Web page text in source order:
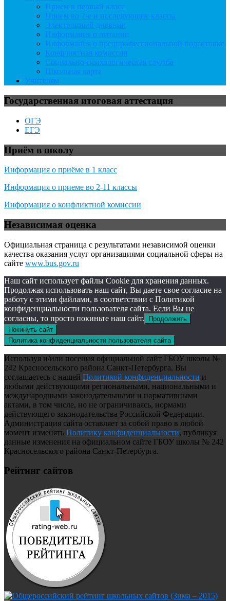
Прием в первый класс
Прием во 2-е и последующие классы
Электронный дневник
Информация о питании
Информация о предпрофессиональной подготовке
Конфликтная комиссия
Социально-психологическая служба
Школьная карта
Учителям
Государственная итоговая аттестация
ОГЭ
ЕГЭ
Приём в школу
Информация о приёме в 1 класс
Информация о приеме во 2-11 классы
Информация о конфликтной комиссии
Независимая оценка
Официальная страница с результатами независимой оценки
качества оказания услуг организациями социальной сферы на
сайте www.bus.gov.ru
Наш сайт использует файлы Cookie для хранения данных.
Продолжая использовать наш сайт, Вы даете свое согласие на
работу с этими файлами, в соответствии с Политикой
конфиденциальности пользователя сайта. Если Вы не
согласны, то просто покиньте наш сайт.
Продолжить
Покинуть сайт
Политика конфиденциальности пользователя сайта
Используя и/или посещая официальной сайт ГБОУ школы №
242 Красносельского района Санкт-Петербурга, Вы
соглашаетесь с нашей Политикой конфиденциальности и
любыми действующими региональными, национальными и
международными законодательными и нормативными
актами, в том числе, но не ограничиваясь, нормами
действующего законодательства Российской Федерации.
Администрация сайта оставляет за собой право в любой
момент изменять Политику конфиденциальности, публикуя
данные изменения на официальном сайте ГБОУ школы № 242
Красносельского района Санкт-Петербурга.
Рейтинг сайтов